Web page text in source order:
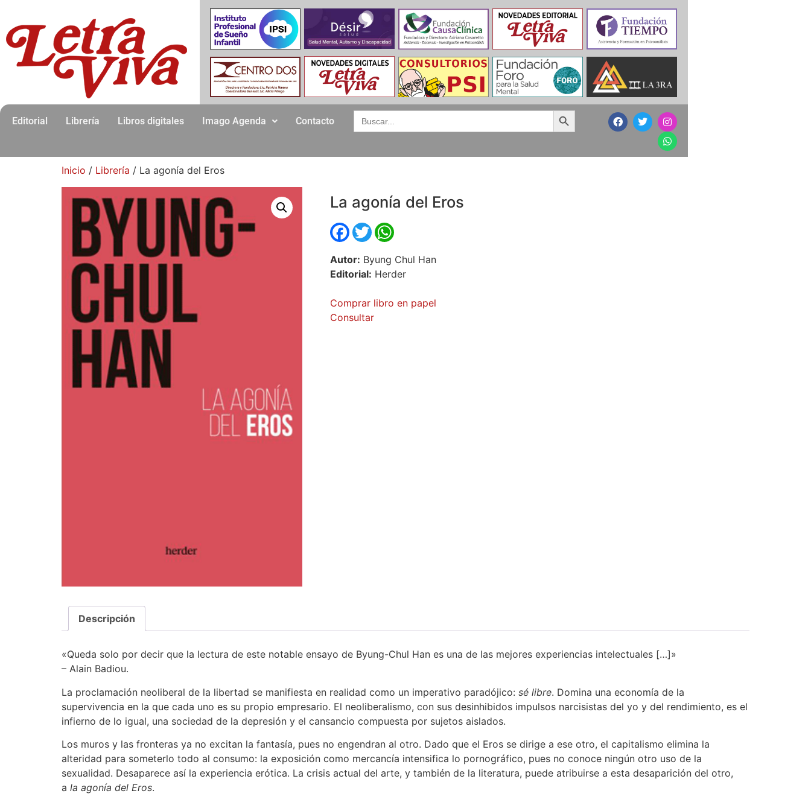
Editorial Librería Libros digitales Imago Agenda Contacto
Search
for:
Search Button
Inicio / Librería / La agonía del Eros
La agonía del Eros
Facebook
TwitterWhatsApp
Autor: Byung Chul Han
Editorial: Herder
Comprar libro en papel
Consultar
Descripción
«Queda solo por decir que la lectura de este notable ensayo de Byung-Chul Han es una de las mejores experiencias intelectuales […]»
– Alain Badiou.
La proclamación neoliberal de la libertad se manifiesta en realidad como un imperativo paradójico: sé libre. Domina una economía de la
supervivencia en la que cada uno es su propio empresario. El neoliberalismo, con sus desinhibidos impulsos narcisistas del yo y del rendimiento, es el
infierno de lo igual, una sociedad de la depresión y el cansancio compuesta por sujetos aislados.
Los muros y las fronteras ya no excitan la fantasía, pues no engendran al otro. Dado que el Eros se dirige a ese otro, el capitalismo elimina la
alteridad para someterlo todo al consumo: la exposición como mercancía intensifica lo pornográfico, pues no conoce ningún otro uso de la
sexualidad. Desaparece así la experiencia erótica. La crisis actual del arte, y también de la literatura, puede atribuirse a esta desaparición del otro,
a la agonía del Eros.